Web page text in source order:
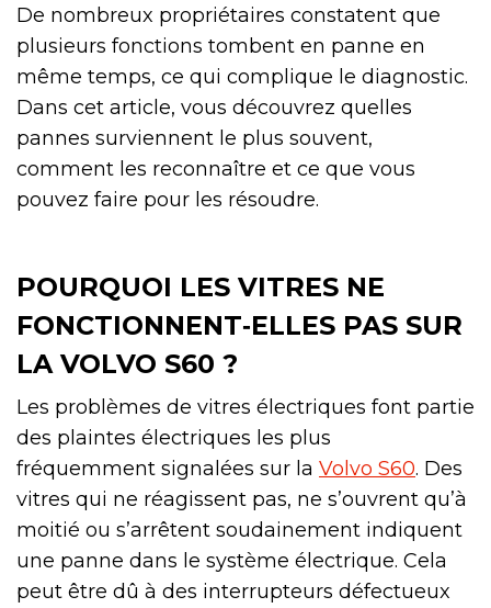
De nombreux propriétaires constatent que
plusieurs fonctions tombent en panne en
même temps, ce qui complique le diagnostic.
Dans cet article, vous découvrez quelles
pannes surviennent le plus souvent,
comment les reconnaître et ce que vous
pouvez faire pour les résoudre.
POURQUOI LES VITRES NE
FONCTIONNENT‑ELLES PAS SUR
LA VOLVO S60 ?
Les problèmes de vitres électriques font partie
des plaintes électriques les plus
fréquemment signalées sur la Volvo S60. Des
vitres qui ne réagissent pas, ne s’ouvrent qu’à
moitié ou s’arrêtent soudainement indiquent
une panne dans le système électrique. Cela
peut être dû à des interrupteurs défectueux